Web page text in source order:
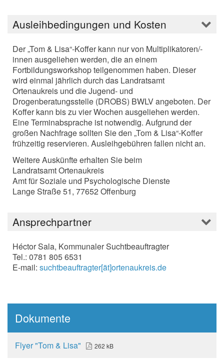
Ausleihbedingungen und Kosten
Der „Tom & Lisa“-Koffer kann nur von Multiplikatoren/-
innen ausgeliehen werden, die an einem
Fortbildungsworkshop teilgenommen haben. Dieser
wird einmal jährlich durch das Landratsamt
Ortenaukreis und die Jugend- und
Drogenberatungsstelle (DROBS) BWLV angeboten. Der
Koffer kann bis zu vier Wochen ausgeliehen werden.
Eine Terminabsprache ist notwendig. Aufgrund der
großen Nachfrage sollten Sie den „Tom & Lisa“-Koffer
frühzeitig reservieren. Ausleihgebühren fallen nicht an.
Weitere Auskünfte erhalten Sie beim
Landratsamt Ortenaukreis
Amt für Soziale und Psychologische Dienste
Lange Straße 51, 77652 Offenburg
Ansprechpartner
Héctor Sala, Kommunaler Suchtbeauftragter
Tel.: 0781 805 6531
E-mail: suchtbeauftragter[ät]ortenaukreis.de
Dokumente
Flyer "Tom & Lisa" 262 kB